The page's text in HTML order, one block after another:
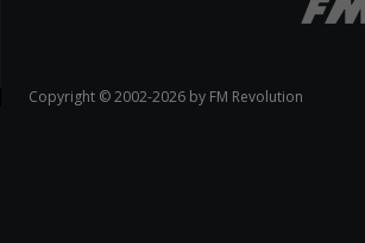
Copyright © 2002-2026 by FM Revolution